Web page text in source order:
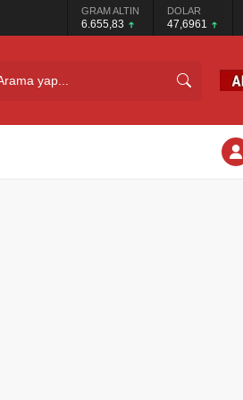
GRAM ALTIN
6.655,83
DOLAR
47,6961